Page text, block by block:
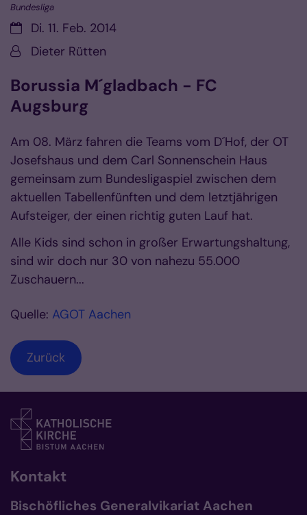
Bundesliga
Datum:Di. 11. Feb. 2014
Von:Dieter Rütten
Borussia M´gladbach - FC
Augsburg
Am 08. März fahren die Teams vom D´Hof, der OT
Josefshaus und dem Carl Sonnenschein Haus
gemeinsam zum Bundesligaspiel zwischen dem
aktuellen Tabellenfünften und dem letztjährigen
Aufsteiger, der einen richtig guten Lauf hat.
Alle Kids sind schon in großer Erwartungshaltung,
sind wir doch nur 30 von nahezu 55.000
Zuschauern...
Quelle: AGOT Aachen
Zurück
Kontakt
Bischöfliches Generalvikariat Aachen